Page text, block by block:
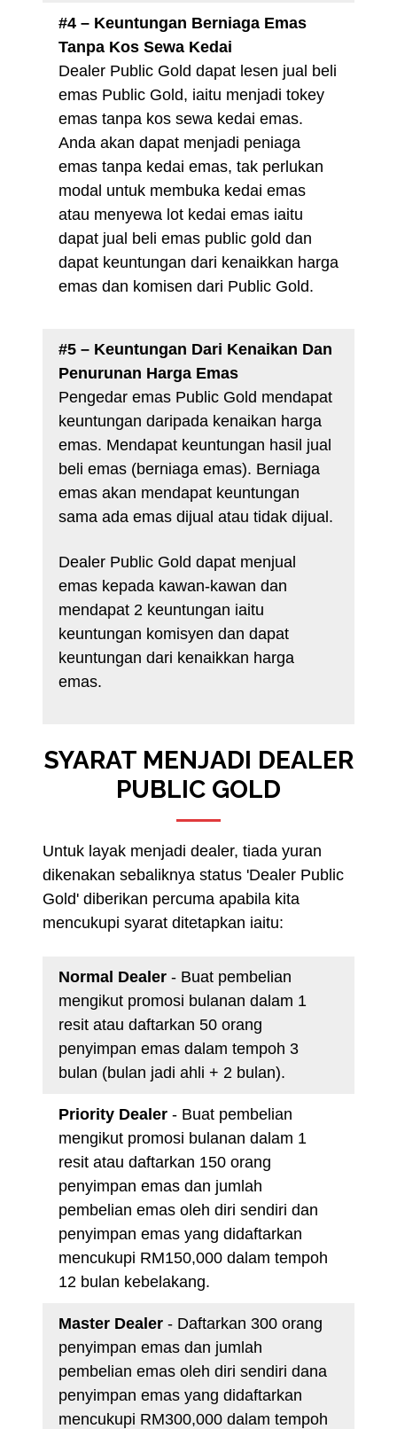
#4 – Keuntungan Berniaga Emas
Tanpa Kos Sewa Kedai
Dealer Public Gold dapat lesen jual beli
emas Public Gold, iaitu menjadi tokey
emas tanpa kos sewa kedai emas.
Anda akan dapat menjadi peniaga
emas tanpa kedai emas, tak perlukan
modal untuk membuka kedai emas
atau menyewa lot kedai emas iaitu
dapat jual beli emas public gold dan
dapat keuntungan dari kenaikkan harga
emas dan komisen dari Public Gold.
#5 – Keuntungan Dari Kenaikan Dan
Penurunan Harga Emas
Pengedar emas Public Gold mendapat
keuntungan daripada kenaikan harga
emas. Mendapat keuntungan hasil jual
beli emas (berniaga emas). Berniaga
emas akan mendapat keuntungan
sama ada emas dijual atau tidak dijual.
Dealer Public Gold dapat menjual
emas kepada kawan-kawan dan
mendapat 2 keuntungan iaitu
keuntungan komisyen dan dapat
keuntungan dari kenaikkan harga
emas.
SYARAT MENJADI DEALER
PUBLIC GOLD
Untuk layak menjadi dealer, tiada yuran
dikenakan sebaliknya status 'Dealer Public
Gold' diberikan percuma apabila kita
mencukupi syarat ditetapkan iaitu:
Normal Dealer - Buat pembelian
mengikut promosi bulanan dalam 1
resit atau daftarkan 50 orang
penyimpan emas dalam tempoh 3
bulan (bulan jadi ahli + 2 bulan).
Priority Dealer - Buat pembelian
mengikut promosi bulanan dalam 1
resit atau daftarkan 150 orang
penyimpan emas dan jumlah
pembelian emas oleh diri sendiri dan
penyimpan emas yang didaftarkan
mencukupi RM150,000 dalam tempoh
12 bulan kebelakang.
Master Dealer - Daftarkan 300 orang
penyimpan emas dan jumlah
pembelian emas oleh diri sendiri dana
penyimpan emas yang didaftarkan
mencukupi RM300,000 dalam tempoh